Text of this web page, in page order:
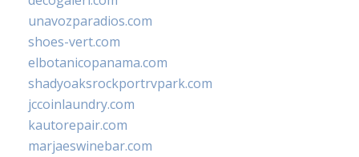
unavozparadios.com
shoes-vert.com
elbotanicopanama.com
shadyoaksrockportrvpark.com
jccoinlaundry.com
kautorepair.com
marjaeswinebar.com